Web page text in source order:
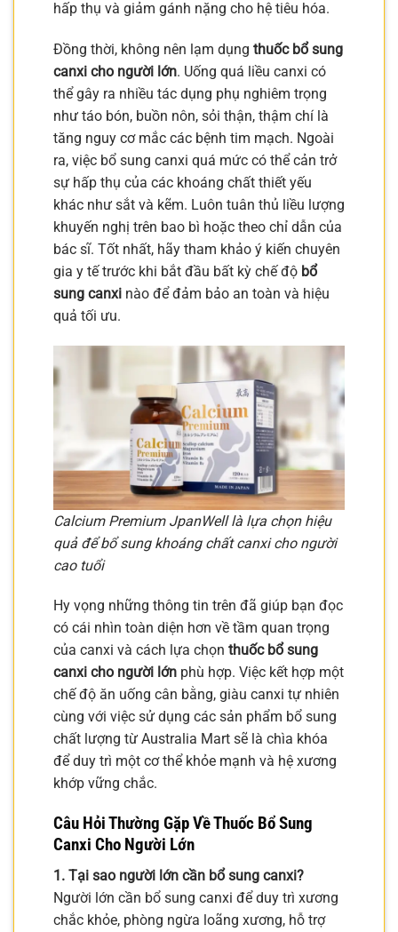
hấp thụ và giảm gánh nặng cho hệ tiêu hóa.
Đồng thời, không nên lạm dụng thuốc bổ sung
canxi cho người lớn. Uống quá liều canxi có
thể gây ra nhiều tác dụng phụ nghiêm trọng
như táo bón, buồn nôn, sỏi thận, thậm chí là
tăng nguy cơ mắc các bệnh tim mạch. Ngoài
ra, việc bổ sung canxi quá mức có thể cản trở
sự hấp thụ của các khoáng chất thiết yếu
khác như sắt và kẽm. Luôn tuân thủ liều lượng
khuyến nghị trên bao bì hoặc theo chỉ dẫn của
bác sĩ. Tốt nhất, hãy tham khảo ý kiến chuyên
gia y tế trước khi bắt đầu bất kỳ chế độ bổ
sung canxi nào để đảm bảo an toàn và hiệu
quả tối ưu.
Calcium Premium JpanWell là lựa chọn hiệu
quả để bổ sung khoáng chất canxi cho người
cao tuổi
Hy vọng những thông tin trên đã giúp bạn đọc
có cái nhìn toàn diện hơn về tầm quan trọng
của canxi và cách lựa chọn thuốc bổ sung
canxi cho người lớn phù hợp. Việc kết hợp một
chế độ ăn uống cân bằng, giàu canxi tự nhiên
cùng với việc sử dụng các sản phẩm bổ sung
chất lượng từ Australia Mart sẽ là chìa khóa
để duy trì một cơ thể khỏe mạnh và hệ xương
khớp vững chắc.
Câu Hỏi Thường Gặp Về Thuốc Bổ Sung
Canxi Cho Người Lớn
1. Tại sao người lớn cần bổ sung canxi?
Người lớn cần bổ sung canxi để duy trì xương
chắc khỏe, phòng ngừa loãng xương, hỗ trợ